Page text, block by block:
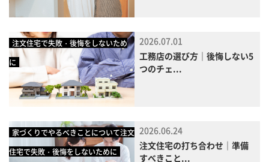
注文住宅で失敗・後悔をしないため
に
2026.07.01
工務店の選び方｜後悔しない5
つのチェ...
家づくりでやるべきことについて注文
住宅で失敗・後悔をしないために
2026.06.24
注文住宅の打ち合わせ｜準備
すべきこと...